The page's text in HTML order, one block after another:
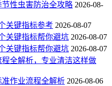
性虫害防治全攻略 2026-08-
关键指标参考 2026-08-07
关键指标帮你避坑 2026-08-07
关键指标帮你避坑 2026-08-07
全解析，专业清洁这样做
作业流程全解析 2026-08-06